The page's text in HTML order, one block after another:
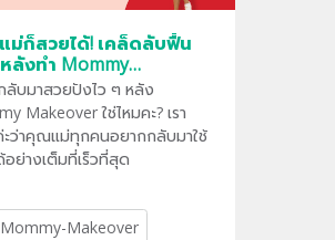
แม่ก็สวยได้! เคล็ดลับฟื้น
ลังทำ Mommy
ลับมาสวยปังไว ๆ หลัง
Makeover ใช่ไหมคะ? เรา
ะว่าคุณแม่ทุกคนอยากกลับมาใช้
อย่างเต็มที่เร็วที่สุด
Mommy-Makeover